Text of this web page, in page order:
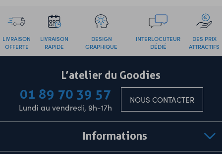
LIVRAISON
OFFERTE
LIVRAISON
RAPIDE
DESIGN
GRAPHIQUE
INTERLOCUTEUR
DÉDIÉ
DES PRIX
ATTRACTIFS
L’atelier du Goodies
01 89 70 39 57
Lundi au vendredi, 9h-17h
NOUS CONTACTER
Informations